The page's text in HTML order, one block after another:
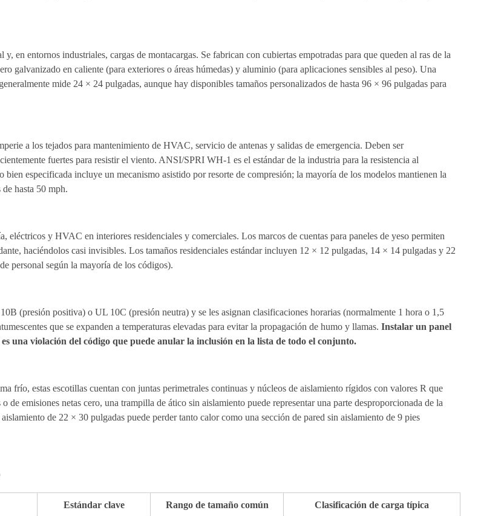
en entornos industriales, cargas de montacargas. Se fabrican con cubiertas empotradas para que queden al ras de la
galvanizado en caliente (para exteriores o áreas húmedas) y aluminio (para aplicaciones sensibles al peso). Una
mide 24 × 24 pulgadas, aunque hay disponibles tamaños personalizados de hasta 96 × 96 pulgadas para
a los tejados para mantenimiento de HVAC, servicio de antenas y salidas de emergencia. Deben ser
fuertes para resistir el viento. ANSI/SPRI WH-1 es el estándar de la industria para la resistencia al
especificada incluye un mecanismo asistido por resorte de compresión; la mayoría de los modelos mantienen la
hasta 50 mph.
eléctricos y HVAC en interiores residenciales y comerciales. Los marcos de cuentas para paneles de yeso permiten
haciéndolos casi invisibles. Los tamaños residenciales estándar incluyen 12 × 12 pulgadas, 14 × 14 pulgadas y 22
personal según la mayoría de los códigos).
(presión positiva) o UL 10C (presión neutra) y se les asignan clasificaciones horarias (normalmente 1 hora o 1,5
que se expanden a temperaturas elevadas para evitar la propagación de humo y llamas. Instalar un panel
una violación del código que puede anular la inclusión en la lista de todo el conjunto.
frío, estas escotillas cuentan con juntas perimetrales continuas y núcleos de aislamiento rígidos con valores R que
de emisiones netas cero, una trampilla de ático sin aislamiento puede representar una parte desproporcionada de la
de 22 × 30 pulgadas puede perder tanto calor como una sección de pared sin aislamiento de 9 pies
Estándar clave Rango de tamaño común Clasificación de carga típica